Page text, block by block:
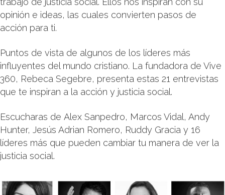
opinión e ideas, las cuales convierten pasos de
acción para ti.
Puntos de vista de algunos de los líderes más
influyentes del mundo cristiano. La fundadora de Vive
360, Rebeca Segebre, presenta estas 21 entrevistas
que te inspiran a la acción y justicia social.
Escucharas de Alex Sanpedro, Marcos Vidal, Andy
Hunter, Jesús Adrian Romero, Ruddy Gracia y 16
líderes más que pueden cambiar tu manera de ver la
justicia social.